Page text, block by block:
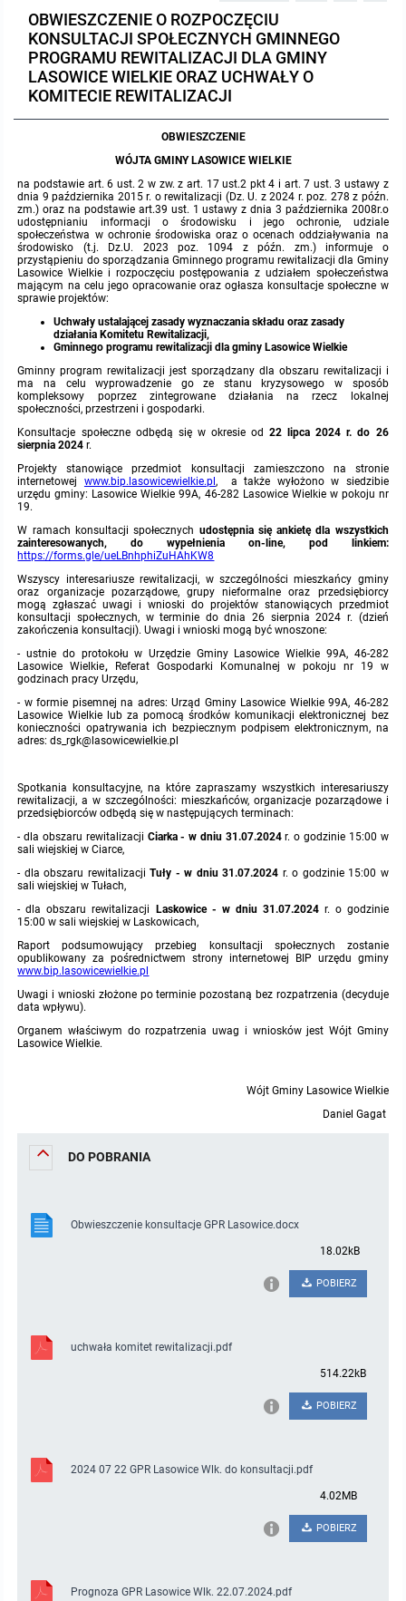
Protokoły z posiedzeń sesji 2023
Protokoły z posiedzeń sesji 2022
Protokoły z posiedzeń sesji 2021
Protokoły z posiedzeń sesji 2020
Protokoły z posiedzeń sesji 2019
Protokoły z posiedzeń sesji 2018
Protokoły z posiedzeń sesji 2017
Protokoły z posiedzeń sesji 2017
Protokoły z posiedzeń sesji 2016
Protokoły z posiedzeń sesji 2015
Protokoły z posiedzeń sesji 2014
Protokoły z posiedzeń sesji 2013
Protokoły z posiedzeń sesji 2012
Protokoły z posiedzeń sesji 2011
Protokoły z posiedzeń sesji 2010
Dyżury Przewodniczącego Rady Gminy
Wspólne posiedzenia Komisji Rady Gminy Lasowice Wielkie
Doraźna komisji ds. wyboru ławników
Uchwały Rady Gminy 2009-2014
Uchwały Rady Gminy do 2007
Informacje o finansach publicznych
Opinie Regionalnej Izby Obrachunkowej
Strategia rozwoju
Regulamin organizacyjny
Gospodarka przestrzenna
Kogo dotyczy BIP?
Co powinien zawierać BIP?
Podstawy prawne
Formularz oświadczenia BIP
MENU PRZEDMIOTOWE
Instytucje Gminne
JEDNOSTKI ORGANIZACYJNE
Ośrodek Pomocy Społecznej
Zespół Szkolno-Przedszkolny w Chocianowicach
Zespół Szkolno-Przedszkolny w Lasowicach Wielkich
Biblioteka Publiczna
Zarządzenia Wójta
Zarządzenia Wójta 2024-2029
Zarządzenia Wójta 2018-2023
Zarządzenia Wójta Gminy w 2010 roku
Zarządzenia Wójta Gminy w 2011 r.
Zarządzenia Wójta do 2007
Zarządzenia w 2008 roku
Zarządzenia w 2009
Formularze na podatki lokalne obowiązujące od 1 lipca 2019 r.
Umorzenia
Podatki i opłaty lokalne
Preferencyjny zakup węgla
Oświadczenia majątkowe radnych i pracowników
Obwieszczenia i ogłoszenia
Informacje publiczne archiwalne
Informacje o środowisku
Praca w Urzędzie
Ogłoszenia o naborze
Oświadczenia kandydata
Informacja o wynikach naboru
Ochrona Środowiska
Publicznie dostępny wykaz danych o środowisku
Rejestr działalności regulowanej
Roczne sprawozdania z gospodarki odpadami
Analiza stanu gospodarki odpadami
Okresowa ocena jakości wody
Sprawozdanie okresowe z realizacji programu ochrony powietrza
Kontrole
Przetargi
Platforma e-Zamówienia
Ogłoszenia dodatkowe
Odpowiedzi na zapytania
Informacja z otwarcia ofert
Plan Postępowań
Gminna Ewidencja Zabytków Gminy Lasowice Wielkie
Planowanie i zagospodarowanie przestrzenne
Studium uwarunkowań i kierunków zagospodarowania przestrzennego
Obowiązujące
W trakcie opracowania
Miejscowe plany zagospodarowania przestrzennego
Obowiązujące
Plan ogólny gminy
W trakcie opracowania
Wnioski o sporządzenie lub zmianę planów ogólnych lub planów
miejscowych
Zbiory danych przestrzennych
Analizy zmian w zagospodarowaniu przestrzennym
Zaproszenia do składania ofert
Archiwum BIP
OGŁOSZENIA
Taryfy dla zbiorowego zaopatrzenia w wodę i zbiorowego odprowadzania
ścieków dla Gminy Lasowice Wielkie
Raport o stanie gminy
Punkty nieodpłatnej pomocy prawnej
INNE
Gminna Komisja Rozwiązywania Problemów Alkoholowych
Skargi, wnioski i petycje
Wybory Ławników 2024r.
OBWIESZCZENIE O ROZPOCZĘCIU
KONSULTACJI SPOŁECZNYCH GMINNEGO
PROGRAMU REWITALIZACJI DLA GMINY
LASOWICE WIELKIE ORAZ UCHWAŁY O
KOMITECIE REWITALIZACJI
OBWIESZCZENIE
WÓJTA GMINY LASOWICE WIELKIE
na podstawie art. 6 ust. 2 w zw. z art. 17 ust.2 pkt 4 i art. 7 ust. 3 ustawy z
dnia 9 października 2015 r. o rewitalizacji (Dz. U. z 2024 r. poz. 278 z późn.
zm.) oraz na podstawie art.39 ust. 1 ustawy z dnia 3 października 2008r.o
udostępnianiu informacji o środowisku i jego ochronie, udziale
społeczeństwa w ochronie środowiska oraz o ocenach oddziaływania na
środowisko (t.j. Dz.U. 2023 poz. 1094 z późn. zm.) informuje o
przystąpieniu do sporządzania Gminnego programu rewitalizacji dla Gminy
Lasowice Wielkie i rozpoczęciu postępowania z udziałem społeczeństwa
mającym na celu jego opracowanie oraz ogłasza konsultacje społeczne w
sprawie projektów:
Uchwały ustalającej zasady wyznaczania składu oraz zasady
działania Komitetu Rewitalizacji,
Gminnego programu rewitalizacji dla gminy Lasowice Wielkie
Gminny program rewitalizacji jest sporządzany dla obszaru rewitalizacji i
ma na celu wyprowadzenie go ze stanu kryzysowego w sposób
kompleksowy poprzez zintegrowane działania na rzecz lokalnej
społeczności, przestrzeni i gospodarki.
Konsultacje społeczne odbędą się w okresie od22 lipca 2024 r. do 26
sierpnia 2024 r.
Projekty stanowiące przedmiot konsultacji zamieszczono na stronie
internetowej www.bip.lasowicewielkie.pl , a także wyłożono w siedzibie
urzędu gminy: Lasowice Wielkie 99A, 46-282 Lasowice Wielkie w pokoju nr
19.
W ramach konsultacji społecznych udostępnia się ankietę dla wszystkich
zainteresowanych, do wypełnienia on-line, pod linkiem:
https://forms.gle/ueLBnhphiZuHAhKW8
Wszyscy interesariusze rewitalizacji, w szczególności mieszkańcy gminy
oraz organizacje pozarządowe, grupy nieformalne oraz przedsiębiorcy
mogą zgłaszać uwagi i wnioski do projektów stanowiących przedmiot
konsultacji społecznych, w terminie do dnia 26 sierpnia 2024 r. (dzień
zakończenia konsultacji). Uwagi i wnioski mogą być wnoszone:
- ustnie do protokołu w Urzędzie Gminy Lasowice Wielkie 99A, 46-282
Lasowice Wielkie,
Referat Gospodarki Komunalnej w pokoju nr 19 w
godzinach pracy Urzędu,
- w formie pisemnej na adres: Urząd Gminy Lasowice Wielkie 99A, 46-282
Lasowice Wielkie lub za pomocą środków komunikacji elektronicznej bez
konieczności opatrywania ich bezpiecznym podpisem elektronicznym, na
adres: ds_rgk@lasowicewielkie.pl
Spotkania konsultacyjne, na które zapraszamy wszystkich interesariuszy
rewitalizacji, a w szczególności: mieszkańców, organizacje pozarządowe i
przedsiębiorców odbędą się w następujących terminach:
- dla obszaru rewitalizacji Ciarka - w dniu 31.07.2024r. o godzinie 15:00 w
sali wiejskiej w Ciarce,
- dla obszaru rewitalizacjiTuły - w dniu 31.07.2024 r. o godzinie 15:00 w
sali wiejskiej w Tułach,
- dla obszaru rewitalizacji
Laskowice- w dniu 31.07.2024r. o godzinie
15:00 w sali wiejskiej w Laskowicach,
Raport podsumowujący przebieg konsultacji społecznych zostanie
opublikowany za pośrednictwem strony internetowej BIP urzędu gminy
www.bip.lasowicewielkie.pl
Uwagi i wnioski złożone po terminie pozostaną bez rozpatrzenia (decyduje
data wpływu).
Organem właściwym do rozpatrzenia uwag i wniosków jest Wójt Gminy
Lasowice Wielkie.
Wójt Gminy Lasowice Wielkie
Daniel Gagat
DO POBRANIA
Obwieszczenie konsultacje GPR Lasowice.docx
18.02kB
POBIERZ
uchwała komitet rewitalizacji.pdf
514.22kB
POBIERZ
2024 07 22 GPR Lasowice Wlk. do konsultacji.pdf
4.02MB
POBIERZ
Prognoza GPR Lasowice Wlk. 22.07.2024.pdf